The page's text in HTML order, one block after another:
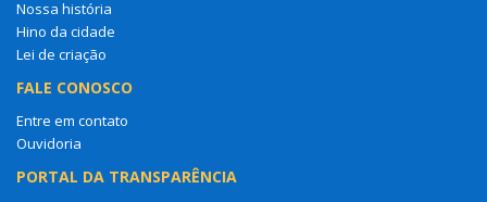
Nossa história
Hino da cidade
Lei de criação
FALE CONOSCO
Entre em contato
Ouvidoria
PORTAL DA TRANSPARÊNCIA